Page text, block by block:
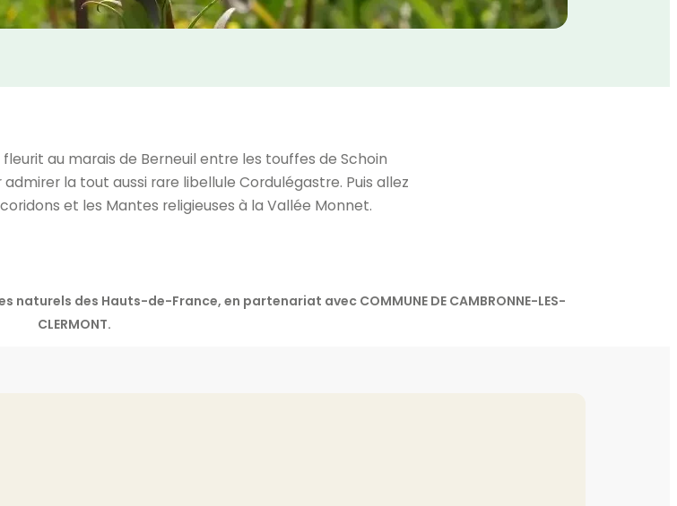
au marais de Berneuil entre les touffes de Schoin
la tout aussi rare libellule Cordulégastre. Puis allez
et les Mantes religieuses à la Vallée Monnet.
des Hauts-de-France, en partenariat avec COMMUNE DE CAMBRONNE-LES-
CLERMONT.